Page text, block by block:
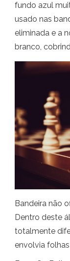
fundo azul
usado nas
eliminada e a
branco,
Bandeira não
Dentro deste
totalmente
envolvia